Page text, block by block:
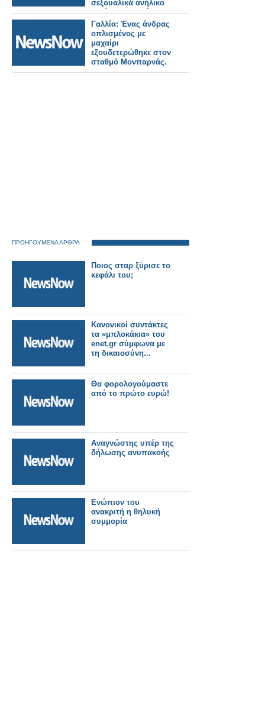
σεξουαλικά ανήλικο
κορίτσι, συνελήφθη
από την ΕΛ.ΑΣ
Γαλλία: Ένας άνδρας
οπλισμένος με
μαχαίρι
εξουδετερώθηκε στον
σταθμό Μονπαρνάς.
ΠΡΟΗΓΟΥΜΕΝΑ ΑΡΘΡΑ
Ποιος σταρ ξύρισε το
κεφάλι του;
Κανονικοί συντάκτες
τα «μπλοκάκια» του
enet.gr σύμφωνα με
τη δικαιοσύνη...
Θα φορολογούμαστε
από το πρώτο ευρώ!
Αναγνώστης υπέρ της
δήλωσης ανυπακοής
Ενώπιον του
ανακριτή η θηλυκή
συμμορία